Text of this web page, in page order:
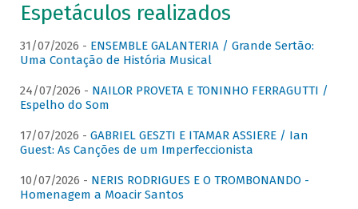
Espetáculos realizados
31/07/2026 - ENSEMBLE GALANTERIA / Grande Sertão:
Uma Contação de História Musical
24/07/2026 - NAILOR PROVETA E TONINHO FERRAGUTTI /
Espelho do Som
17/07/2026 - GABRIEL GESZTI E ITAMAR ASSIERE / Ian
Guest: As Canções de um Imperfeccionista
10/07/2026 - NERIS RODRIGUES E O TROMBONANDO -
Homenagem a Moacir Santos